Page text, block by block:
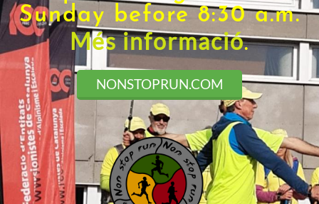
Sunday before 8:30 a.m.
Més informació.
NONSTOPRUN.COM